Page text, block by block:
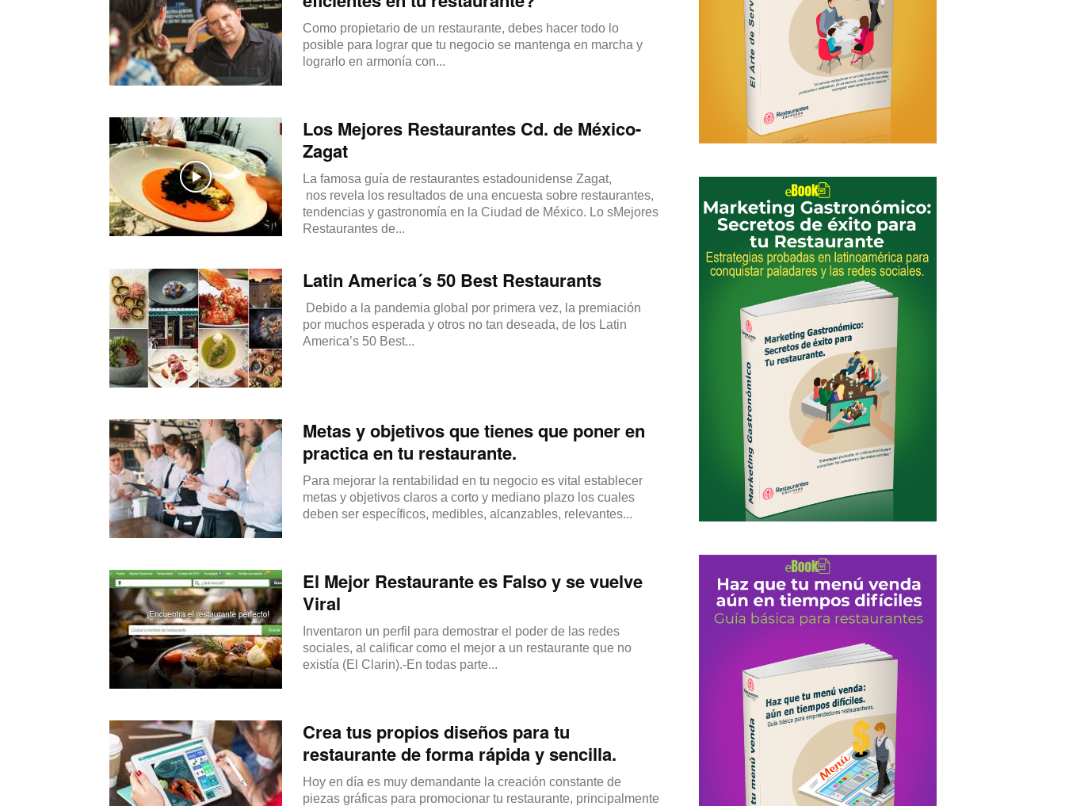
Marketing
para
Como propietario de un restaurante, debes hacer todo lo
posible para lograr que tu negocio se mantenga en marcha y
lograrlo en armonía con...
Los Mejores Restaurantes Cd. de México-
Zagat
La famosa guía de restaurantes estadounidense Zagat,
nos revela los resultados de una encuesta sobre restaurantes,
tendencias y gastronomía en la Ciudad de México. Lo sMejores
Restaurantes de...
Latin America´s 50 Best Restaurants
Debido a la pandemia global por primera vez, la premiación
por muchos esperada y otros no tan deseada, de los Latin
America’s 50 Best...
Metas y objetivos que tienes que poner en
practica en tu restaurante.
Para mejorar la rentabilidad en tu negocio es vital establecer
metas y objetivos claros a corto y mediano plazo los cuales
deben ser específicos, medibles, alcanzables, relevantes...
El Mejor Restaurante es Falso y se vuelve
Viral
Inventaron un perfil para demostrar el poder de las redes
sociales, al calificar como el mejor a un restaurante que no
existía (El Clarin).-En todas parte...
Crea tus propios diseños para tu
restaurante de forma rápida y sencilla.
Hoy en día es muy demandante la creación constante de
piezas gráficas para promocionar tu restaurante, principalmente